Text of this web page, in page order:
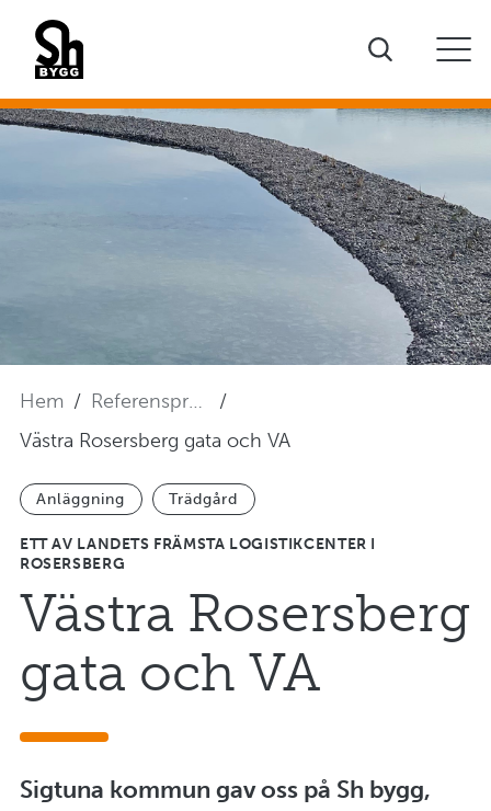
Hem
Referensprojekt
Västra Rosersberg gata och VA
Anläggning Trädgård
ETT AV LANDETS FRÄMSTA LOGISTIKCENTER I
ROSERSBERG
Västra Rosersberg
gata och VA
Sigtuna kommun gav oss på Sh bygg,